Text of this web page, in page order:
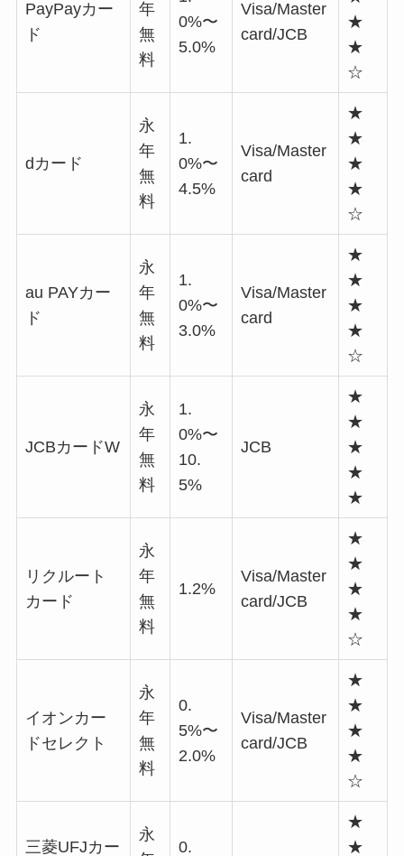
PayPayカー
ド
年
無
料
0%〜
5.0%
Visa/Master
card/JCB
★
★
☆
dカード
永
年
無
料
1.
0%〜
4.5%
Visa/Master
card
★
★
★
★
☆
au PAYカー
ド
永
年
無
料
1.
0%〜
3.0%
Visa/Master
card
★
★
★
★
☆
JCBカードW
永
年
無
料
1.
0%〜
10.
5%
JCB
★
★
★
★
★
リクルート
カード
永
年
無
料
1.2%
Visa/Master
card/JCB
★
★
★
★
☆
イオンカー
ドセレクト
永
年
無
料
0.
5%〜
2.0%
Visa/Master
card/JCB
★
★
★
★
☆
三菱UFJカー
永
0.
★
★